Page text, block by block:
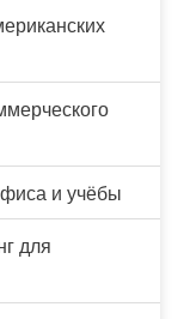
и учёбы
для